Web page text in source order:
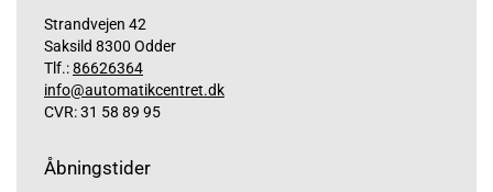
Strandvejen 42
Saksild 8300 Odder
Tlf.:86626364
info@automatikcentret.dk
CVR: 31 58 89 95
Åbningstider